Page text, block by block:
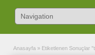
Anasayfa » Etiketlenen Sonuçlar